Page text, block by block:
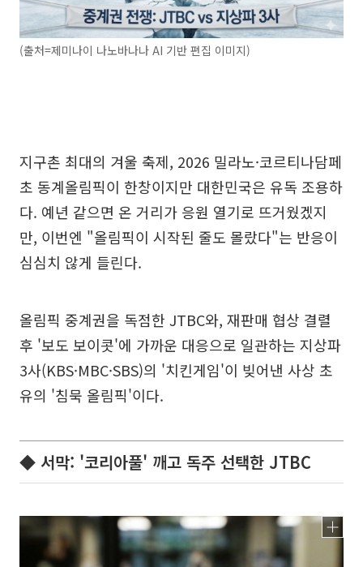
(출처=제미나이 나노바나나 AI 기반 편집 이미지)
지구촌 최대의 겨울 축제, 2026 밀라노·코르티나담페
초 동계올림픽이 한창이지만 대한민국은 유독 조용하
다. 예년 같으면 온 거리가 응원 열기로 뜨거웠겠지
만, 이번엔 "올림픽이 시작된 줄도 몰랐다"는 반응이
심심치 않게 들린다.
올림픽 중계권을 독점한 JTBC와, 재판매 협상 결렬
후 '보도 보이콧'에 가까운 대응으로 일관하는 지상파
3사(KBS·MBC·SBS)의 '치킨게임'이 빚어낸 사상 초
유의 '침묵 올림픽'이다.
◆ 서막: '코리아풀' 깨고 독주 선택한 JTBC